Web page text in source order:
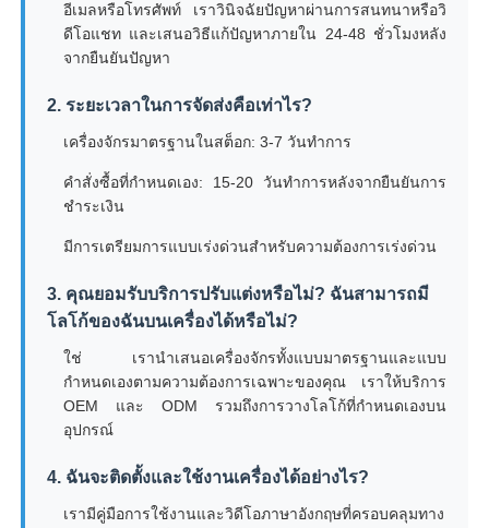
อีเมลหรือโทรศัพท์ เราวินิจฉัยปัญหาผ่านการสนทนาหรือวิ
ดีโอแชท และเสนอวิธีแก้ปัญหาภายใน 24-48 ชั่วโมงหลัง
จากยืนยันปัญหา
2. ระยะเวลาในการจัดส่งคือเท่าไร?
เครื่องจักรมาตรฐานในสต็อก: 3-7 วันทำการ
คำสั่งซื้อที่กำหนดเอง: 15-20 วันทำการหลังจากยืนยันการ
ชำระเงิน
มีการเตรียมการแบบเร่งด่วนสำหรับความต้องการเร่งด่วน
3. คุณยอมรับบริการปรับแต่งหรือไม่? ฉันสามารถมี
โลโก้ของฉันบนเครื่องได้หรือไม่?
ใช่ เรานำเสนอเครื่องจักรทั้งแบบมาตรฐานและแบบ
กำหนดเองตามความต้องการเฉพาะของคุณ เราให้บริการ
OEM และ ODM รวมถึงการวางโลโก้ที่กำหนดเองบน
อุปกรณ์
4. ฉันจะติดตั้งและใช้งานเครื่องได้อย่างไร?
เรามีคู่มือการใช้งานและวิดีโอภาษาอังกฤษที่ครอบคลุมทาง